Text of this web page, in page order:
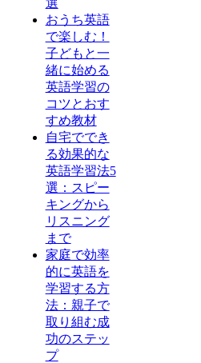
おうち英語
で楽しむ！
子どもと一
緒に始める
英語学習の
コツとおす
すめ教材
自宅ででき
る効果的な
英語学習法5
選：スピー
キングから
リスニング
まで
家庭で効率
的に英語を
学習する方
法：親子で
取り組む成
功のステッ
プ